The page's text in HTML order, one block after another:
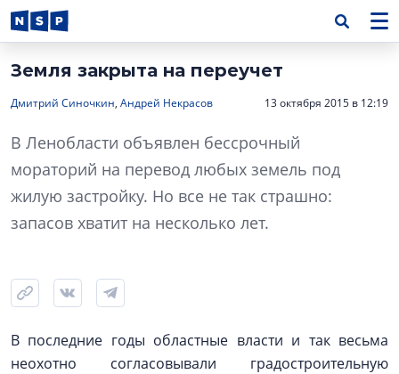
Земля закрыта на переучет
Дмитрий Синочкин, Андрей Некрасов 13 октября 2015 в 12:19
В Ленобласти объявлен бессрочный
мораторий на перевод любых земель под
жилую застройку. Но все не так страшно:
запасов хватит на несколько лет.
В последние годы областные власти и так весьма
неохотно согласовывали градостроительную